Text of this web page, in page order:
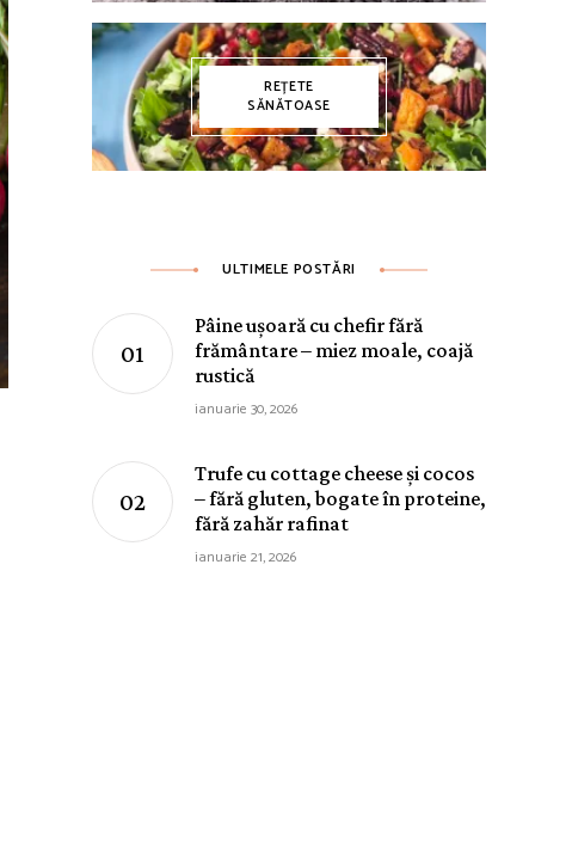
REȚETE
SĂNĂTOASE
ULTIMELE POSTĂRI
Pâine ușoară cu chefir fără
frământare – miez moale, coajă
rustică
ianuarie 30, 2026
Trufe cu cottage cheese și cocos
– fără gluten, bogate în proteine,
fără zahăr rafinat
ianuarie 21, 2026